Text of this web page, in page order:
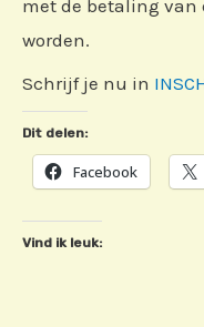
met de betaling
worden.
Schrijf je nu in
Dit delen:
Facebook
Vind ik leuk: